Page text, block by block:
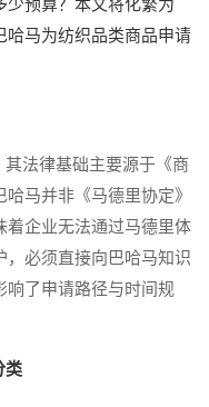
少预算？本文将化繁为
哈马为纺织品类商品申请
法律基础主要源于《商
马并非《马德里协定》
着企业无法通过马德里体
，必须直接向巴哈马知识
响了申请路径与时间规
类